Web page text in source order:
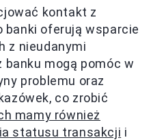
kontakt z
banki oferują wsparcie
z nieudanymi
mogą pomóc w
problemu oraz
co zrobić
mamy również
statusu transakcji i